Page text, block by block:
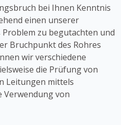
bei Ihnen Kenntnis
einen unserer
zu begutachten und
Bruchpunkt des Rohres
wir verschiedene
die Prüfung von
Leitungen mittels
Verwendung von